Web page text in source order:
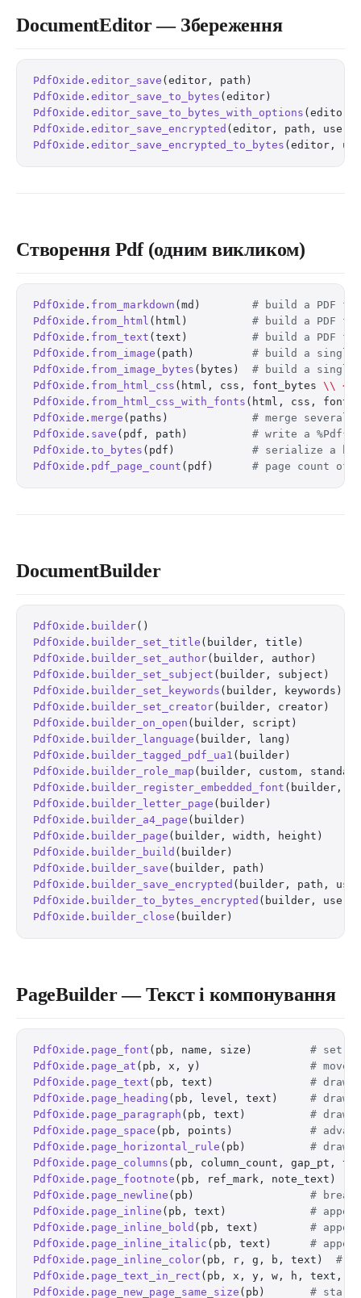
DocumentEditor — Збереження
PdfOxide . editor_save (editor,
PdfOxide . editor_save_to_bytes
PdfOxide . editor_save_to_bytes_with_options (editor,
PdfOxide . editor_save_encrypted (editor, path,
PdfOxide . editor_save_encrypted_to_bytes (editor,
Створення Pdf (одним викликом)
PdfOxide . from_markdown (md) # build a PDF
PdfOxide . from_html (html) # build a PDF
PdfOxide . from_text (text) # build a PDF
PdfOxide . from_image (path) # build a single-
PdfOxide . from_image_bytes (bytes) # build a single-
PdfOxide . from_html_css (html, css, font_bytes \\
PdfOxide . from_html_css_with_fonts (html,
PdfOxide . merge (paths) # merge several
PdfOxide . save (pdf, path) # write a %Pdf{}
PdfOxide . to_bytes (pdf) # serialize a
PdfOxide . pdf_page_count (pdf) # page count of
DocumentBuilder
PdfOxide . builder
PdfOxide . builder_set_title (builder,
PdfOxide . builder_set_author(builder,
PdfOxide . builder_set_subject (builder,
PdfOxide . builder_set_keywords (builder,
PdfOxide . builder_set_creator(builder,
PdfOxide . builder_on_open (builder,
PdfOxide . builder_language (builder,
PdfOxide . builder_tagged_pdf_ua1
PdfOxide . builder_role_map (builder, custom,
PdfOxide . builder_register_embedded_font (builder,
PdfOxide . builder_letter_page
PdfOxide . builder_a4_page
PdfOxide . builder_page (builder, width,
PdfOxide . builder_build
PdfOxide . builder_save (builder,
PdfOxide . builder_save_encrypted (builder, path,
PdfOxide . builder_to_bytes_encrypted (builder,
PdfOxide . builder_close
PageBuilder — Текст і компонування
PdfOxide . page_font (pb, name, size) # set
PdfOxide . page_at (pb, x, y) #
PdfOxide . page_text (pb, text) # draw
PdfOxide . page_heading (pb, level, text) # draw
PdfOxide . page_paragraph (pb, text) # draw
PdfOxide . page_space (pb, points) #
PdfOxide . page_horizontal_rule (pb) # draw
PdfOxide . page_columns (pb, column_count, gap_pt,
PdfOxide . page_footnote (pb, ref_mark,
PdfOxide . page_newline (pb) #
PdfOxide . page_inline (pb, text) #
PdfOxide . page_inline_bold (pb, text) #
PdfOxide . page_inline_italic (pb, text) #
PdfOxide . page_inline_color(pb, r, g, b, text) #
PdfOxide . page_text_in_rect (pb, x, y, w, h, text,
PdfOxide . page_new_page_same_size (pb) # start